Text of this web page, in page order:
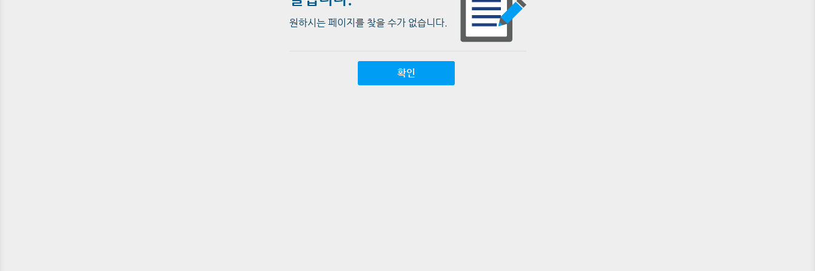
원하시는 페이지를 찾을 수가 없습니다.